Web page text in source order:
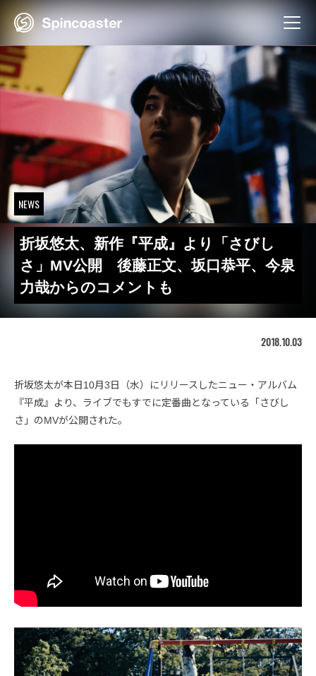
Skip
NEWS
折坂悠太、新作『平成』より「さびし
さ」MV公開 後藤正文、坂口恭平、今泉
力哉からのコメントも
2018.10.03
折坂悠太が本日10月3日（水）にリリースしたニュー・アルバム
『平成』より、ライブでもすでに定番曲となっている「さびし
さ」のMVが公開された。